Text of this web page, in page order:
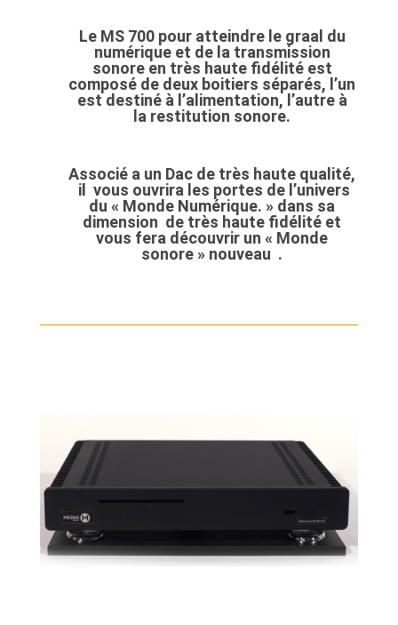
Le MS 700 pour atteindre le graal du
numérique et de la transmission
sonore en très haute fidélité est
composé de deux boitiers séparés, l’un
est destiné à l’alimentation, l’autre à
la restitution sonore.
Associé a un Dac de très haute qualité,
il vous ouvrira les portes de l’univers
du « Monde Numérique. » dans sa
dimension de très haute fidélité et
vous fera découvrir un« Monde
sonore » nouveau .